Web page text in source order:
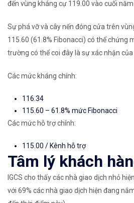
đến vùng kháng cự 119.00 vào cuối
Sự phá vỡ và cây nến đóng cửa trên
115.60 (61.8% Fibonacci) có thể chứng
trường có thể coi đây là sự xác nhận
Các mức kháng chính:
116.34
115.60 – 61.8% mức Fibonacci
Các mức hỗ trợ chính:
115.00 / Kênh hỗ trợ
Tâm lý khách
IGCS cho thấy các nhà giao dịch nhỏ
với 69% cácnhà giao dịch hiện đang